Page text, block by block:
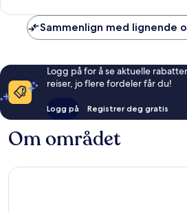
Sammenlign med lignende
Logg på for å se aktuelle
reiser, jo flere fordeler får du!
Logg på Registrer deg gratis
Om området